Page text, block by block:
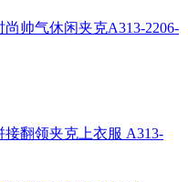
帅气休闲夹克A313-2206-